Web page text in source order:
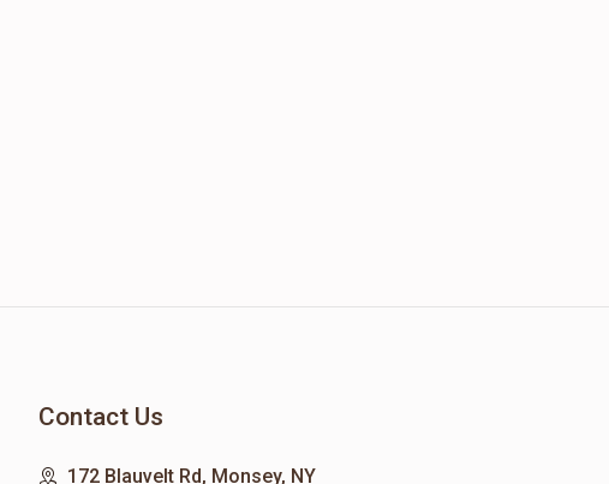
Contact Us
172 Blauvelt Rd, Monsey, NY